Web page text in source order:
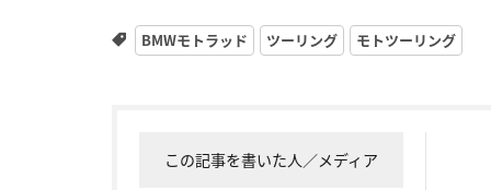
BMWモトラッド ツーリング モトツーリング
この記事を書いた人／メディア